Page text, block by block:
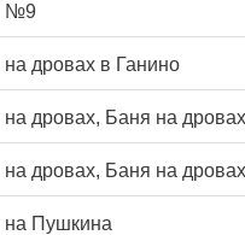
№9
на дровах в Ганино
на дровах, Баня на дровах
на дровах, Баня на дровах
на Пушкина